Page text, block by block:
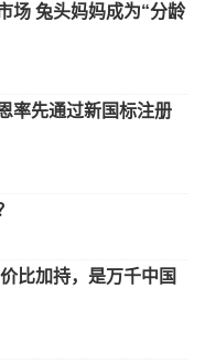
场 兔头妈妈成为“分龄
率先通过新国标注册
比加持，是万千中国